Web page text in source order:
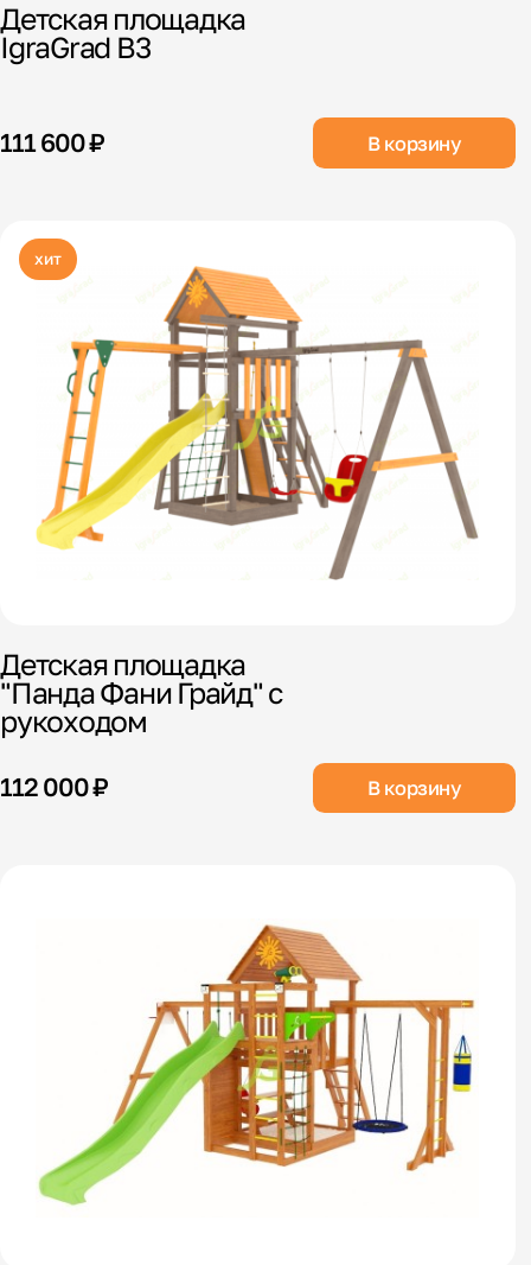
Детская площадка
IgraGrad В3
111 600 ₽ В корзину
хит
Детская площадка
"Панда Фани Грайд" с
рукоходом
112 000 ₽ В корзину